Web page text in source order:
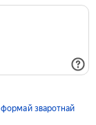
формай зваротнай